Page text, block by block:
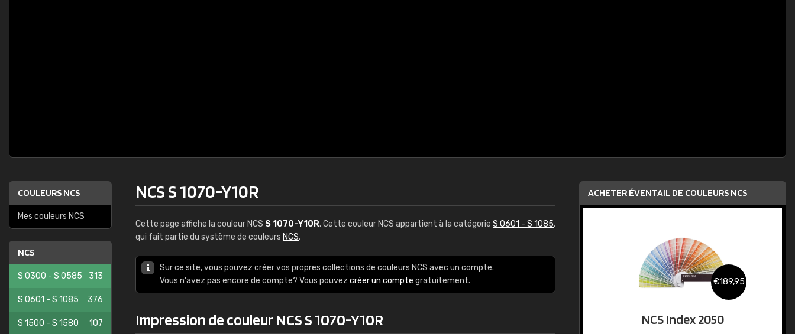
COULEURS NCS
Mes couleurs NCS
NCS
S 0300 - S 0585 313
S 0601 - S 1085 376
S 1500 - S 1580 107
NCS S 1070-Y10R
Cette page affiche la couleur NCS S 1070-Y10R. Cette couleur NCS appartient à la catégorie S 0601 - S 1085,
qui fait partie du système de couleurs NCS.
Sur ce site, vous pouvez créer vos propres collections de couleurs NCS avec un compte.
Vous n'avez pas encore de compte? Vous pouvez créer un compte gratuitement.
Impression de couleur NCS S 1070-Y10R
ACHETER ÉVENTAIL DE COULEURS NCS
€189,95
NCS Index 2050